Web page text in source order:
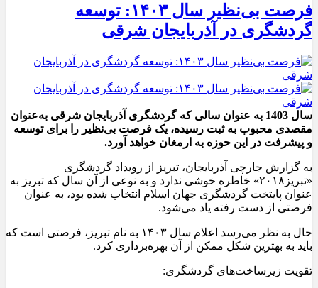
فرصت بی‌نظیر سال ۱۴۰۳: توسعه
گردشگری در آذربایجان شرقی
سال 1403 به عنوان سالی که گردشگری آذربایجان شرقی به‌عنوان
مقصدی محبوب به ثبت رسیده، یک فرصت بی‌نظیر را برای توسعه
و پیشرفت در این حوزه به ارمغان خواهد آورد.
به گزارش جارچی آذربایجان، تبریز از رویداد گردشگری
«تبریز۲۰۱۸» خاطره خوشی ندارد و به نوعی از آن سال که تبریز به
عنوان پایتخت گردشگری جهان اسلام انتخاب شده بود، به عنوان
فرصتی از دست رفته یاد می‌شود.
حال به نظر می‌رسد اعلام سال ۱۴۰۳ به نام تبریز، فرصتی است که
باید به بهترین شکل ممکن از آن بهره‌برداری کرد.
تقویت زیرساخت‌های گردشگری: